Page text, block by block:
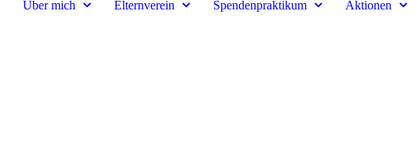
Über mich Elternverein Spendenpraktikum Aktionen